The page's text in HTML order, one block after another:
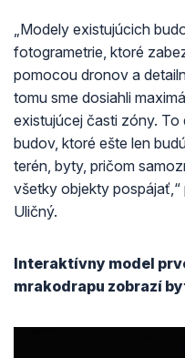
„Modely existujúcich
fotogrametrie, ktoré
pomocou dronov a
tomu sme dosiahli
existujúcej časti zóny. To
budov, ktoré ešte len
terén, byty, pričom
všetky objekty
Uličný.
Interaktívny model
mrakodrapu zobrazí